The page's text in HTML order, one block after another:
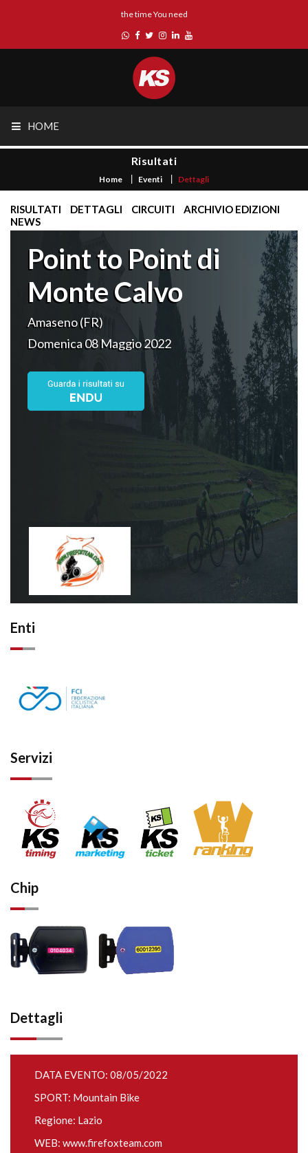
the time You need
HOME
Risultati
Home Eventi Dettagli
RISULTATI DETTAGLI CIRCUITI
ARCHIVIO EDIZIONI
NEWS
Point to Point di
Monte Calvo
Amaseno (FR)
Domenica 08 Maggio 2022
Enti
Servizi
Chip
Dettagli
DATA EVENTO: 08/05/2022
SPORT: Mountain Bike
Regione: Lazio
WEB: www.firefoxteam.com